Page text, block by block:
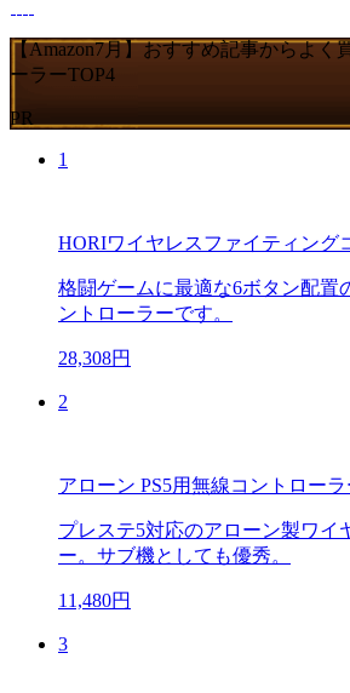
【Amazon7月】おすすめ記事からよく
ーラーTOP4
PR
1
HORIワイヤレスファイティング
格闘ゲームに最適な6ボタン配置
ントローラーです。
28,308円
2
アローン PS5用無線コントローラ
プレステ5対応のアローン製ワイ
ー。サブ機としても優秀。
11,480円
3